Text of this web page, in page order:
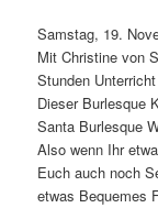
Samstag, 19.
Mit Christine von
Stunden
Dieser Burlesque
Santa Burlesque
Also wenn Ihr
Euch auch noch
etwas Bequemes